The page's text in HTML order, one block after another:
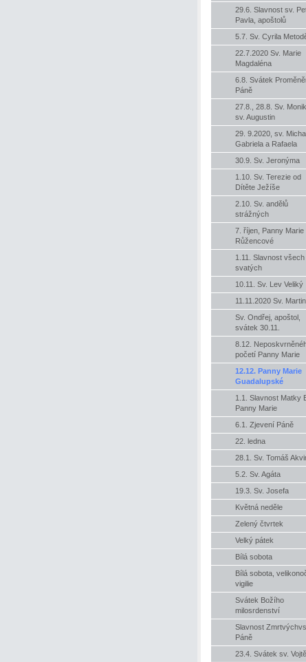
29.6. Slavnost sv.
Pavla, apoštolů
5.7. Sv. Cyrila
22.7.2020 Sv. Marie
Magdaléna
6.8. Svátek
Páně
27.8., 28.8. Sv.
sv. Augustin
29. 9.2020, sv.
Gabriela a Rafaela
30.9. Sv. Jeronýma
1.10. Sv. Terezie od
Dítěte Ježíše
2.10. Sv. andělů
strážných
7. říjen, Panny Marie
Růžencové
1.11. Slavnost všech
svatých
10.11. Sv. Lev Veliký
11.11.2020 Sv. Martin
Sv. Ondřej, apoštol,
svátek 30.11.
8.12.
početí Panny Marie
12.12. Panny Marie
Guadalupské
1.1. Slavnost Matky
Panny Marie
6.1. Zjevení Páně
22. ledna
28.1. Sv. Tomáš
5.2. Sv. Agáta
19.3. Sv. Josefa
Květná neděle
Zelený čtvrtek
Velký pátek
Bílá sobota
Bílá sobota,
vigilie
Svátek Božího
milosrdenství
Slavnost
Páně
23.4. Svátek sv.